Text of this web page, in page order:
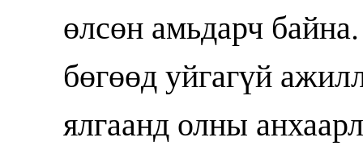
өлсөн амьдарч
бөгөөд уйгагүй
ялгаанд олны